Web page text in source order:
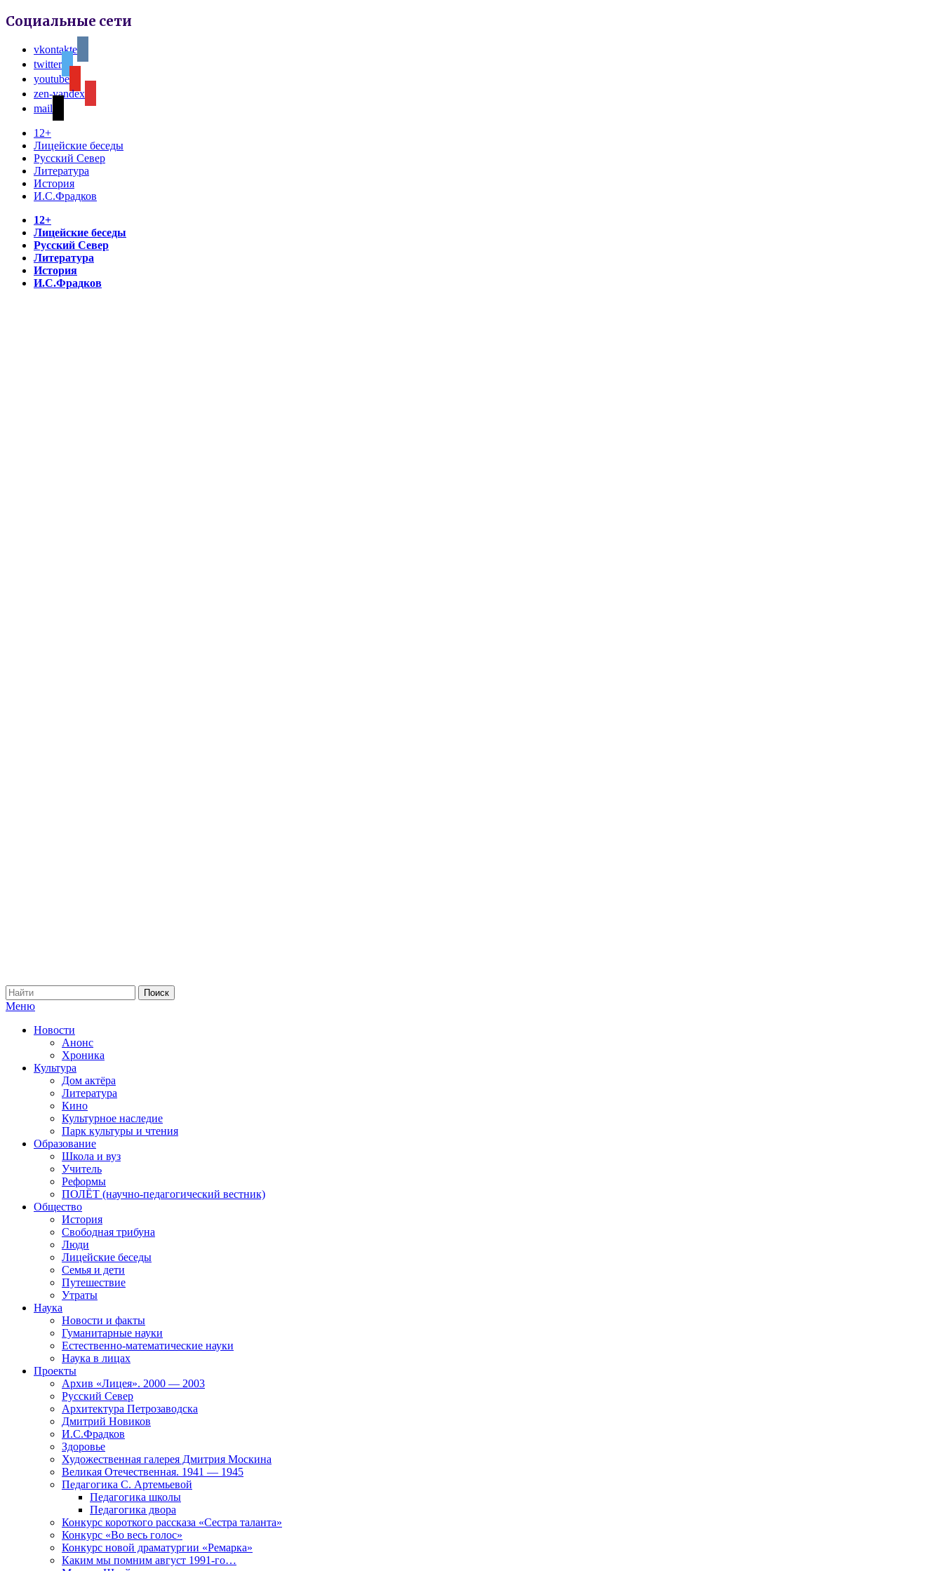
Социальные сети
vkontakte
twitter
youtube
zen-yandex
mail
12+
Лицейские беседы
Русский Север
Литература
История
И.С.Фрадков
12+
Лицейские беседы
Русский Север
Литература
История
И.С.Фрадков
Меню
Новости
Анонс
Хроника
Культура
Дом актёра
Литература
Кино
Культурное наследие
Парк культуры и чтения
Образование
Школа и вуз
Учитель
Реформы
ПОЛЁТ (научно-педагогический вестник)
Общество
История
Свободная трибуна
Люди
Лицейские беседы
Семья и дети
Путешествие
Утраты
Наука
Новости и факты
Гуманитарные науки
Естественно-математические науки
Наука в лицах
Проекты
Архив «Лицея». 2000 — 2003
Русский Север
Архитектура Петрозаводска
Дмитрий Новиков
И.С.Фрадков
Здоровье
Художественная галерея Дмитрия Москина
Великая Отечественная. 1941 — 1945
Педагогика С. Артемьевой
Педагогика школы
Педагогика двора
Конкурс короткого рассказа «Сестра таланта»
Конкурс «Во весь голос»
Конкурс новой драматургии «Ремарка»
Каким мы помним август 1991-го…